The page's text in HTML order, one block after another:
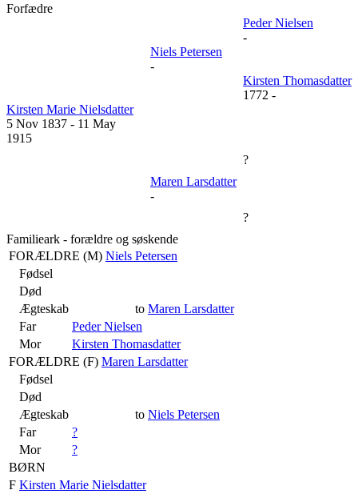
Forfædre
Peder Nielsen
-
Niels Petersen
-
Kirsten Thomasdatter
1772 -
Kirsten Marie Nielsdatter
5 Nov 1837 - 11 May
1915
?
Maren Larsdatter
-
?
Familieark - forældre og søskende
FORÆLDRE (M) Niels Petersen
Fødsel
Død
Ægteskab
to Maren Larsdatter
Far
Peder Nielsen
Mor
Kirsten Thomasdatter
FORÆLDRE (F) Maren Larsdatter
Fødsel
Død
Ægteskab
to Niels Petersen
Far
?
Mor
?
BØRN
F Kirsten Marie Nielsdatter